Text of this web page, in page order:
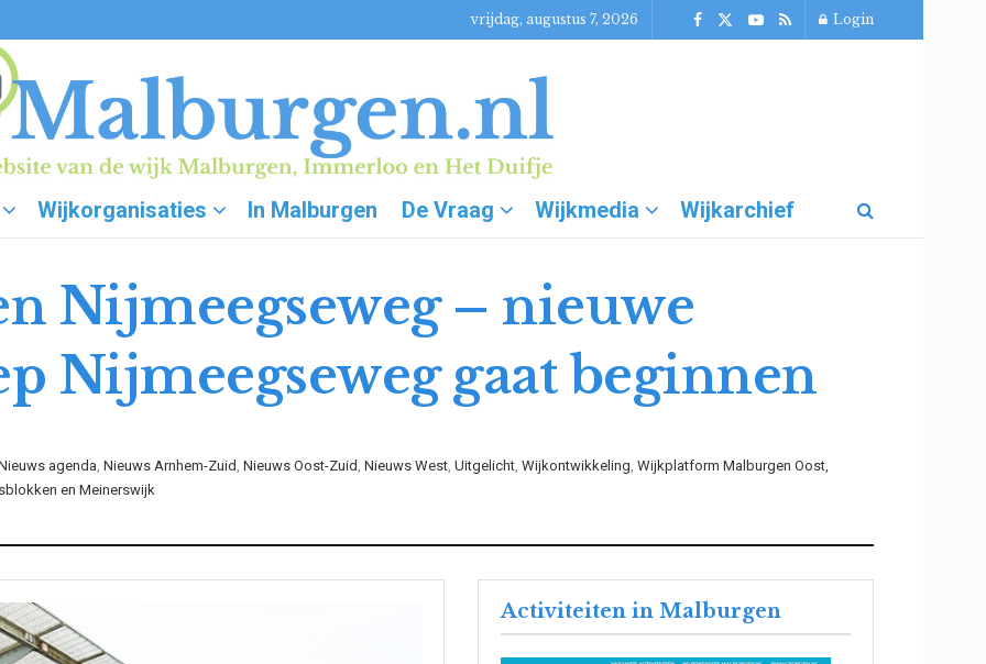
vrijdag, augustus 7, 2026 Login
Wijkorganisaties In Malburgen De Vraag Wijkmedia Wijkarchief
Nijmeegseweg – nieuwe
Nijmeegseweg gaat beginnen
agenda, Nieuws Arnhem-Zuid , Nieuws Oost-Zuid , Nieuws West, Uitgelicht, Wijkontwikkeling, Wijkplatform Malburgen Oost,
en Meinerswijk
Activiteiten in Malburgen